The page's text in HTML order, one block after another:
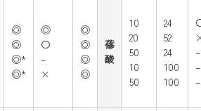
◎
◎
◎*
◎*
◎
〇
–
×
◎
◎
◎
◎
蓚
酸
10
20
50
10
50
24
52
24
100
100
–
–
–